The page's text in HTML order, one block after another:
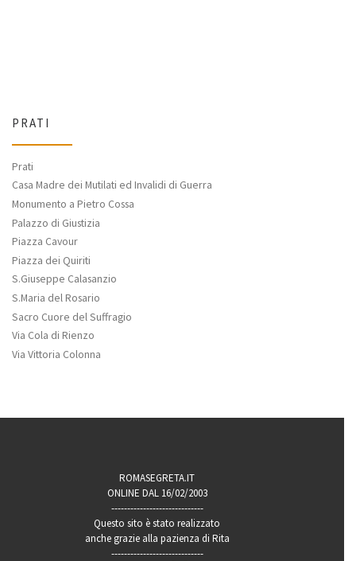
PRATI
Prati
Casa Madre dei Mutilati ed Invalidi di Guerra
Monumento a Pietro Cossa
Palazzo di Giustizia
Piazza Cavour
Piazza dei Quiriti
S.Giuseppe Calasanzio
S.Maria del Rosario
Sacro Cuore del Suffragio
Via Cola di Rienzo
Via Vittoria Colonna
ROMASEGRETA.IT
ONLINE DAL 16/02/2003
-----------------------------
Questo sito è stato realizzato
anche grazie alla pazienza di Rita
-----------------------------